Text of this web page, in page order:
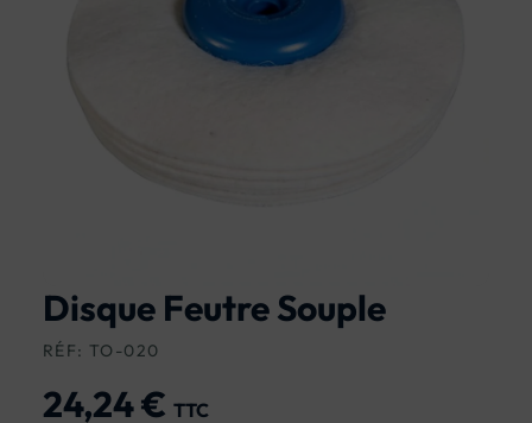
Disque Feutre Souple
RÉF: TO-020
24,24 € TTC